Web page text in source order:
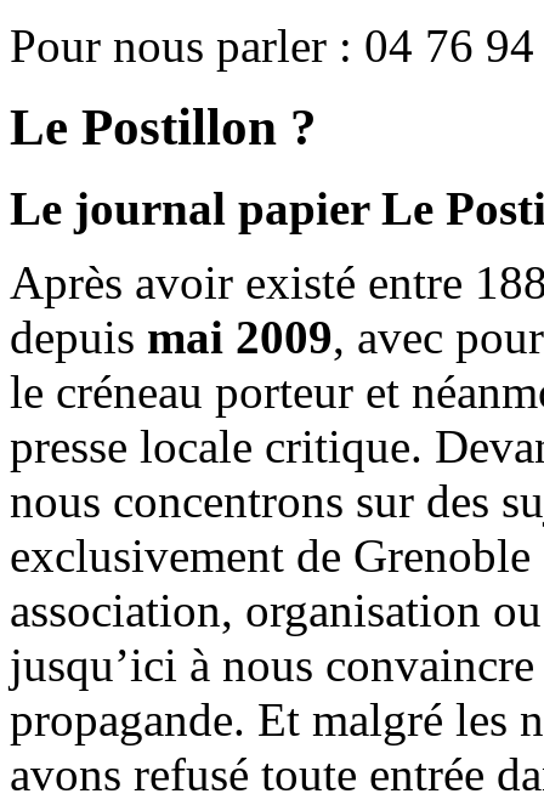
Pour nous parler : 04 76
Le Postillon ?
Le journal papier Le
Après avoir existé entre
depuis mai 2009, avec
le créneau porteur et
presse locale critique.
nous concentrons sur des
exclusivement de
association, organisation
jusqu’ici à nous
propagande. Et malgré les
avons refusé toute entrée